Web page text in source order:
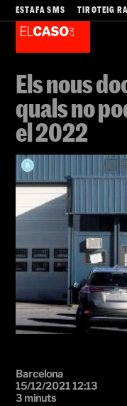
ESTAFA SMS TIROTEIG
Els nous
quals no
el 2022
Barcelona
15/12/2021 12:13
3 minuts